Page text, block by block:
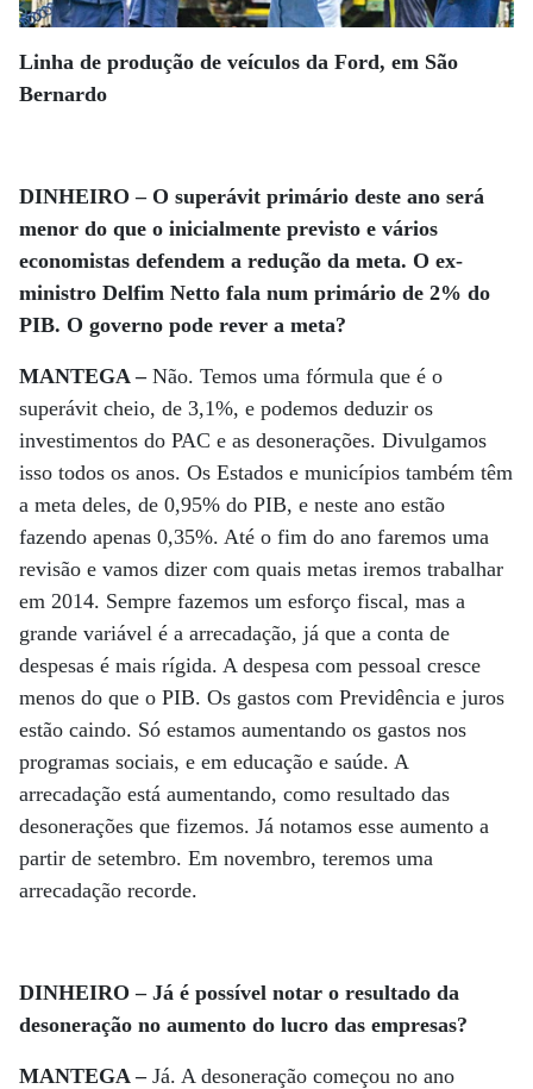
Linha de produção de veículos da Ford, em São
Bernardo
DINHEIRO – O superávit primário deste ano será
menor do que o inicialmente previsto e vários
economistas defendem a redução da meta. O ex-
ministro Delfim Netto fala num primário de 2% do
PIB. O governo pode rever a meta?
MANTEGA – Não. Temos uma fórmula que é o
superávit cheio, de 3,1%, e podemos deduzir os
investimentos do PAC e as desonerações. Divulgamos
isso todos os anos. Os Estados e municípios também têm
a meta deles, de 0,95% do PIB, e neste ano estão
fazendo apenas 0,35%. Até o fim do ano faremos uma
revisão e vamos dizer com quais metas iremos trabalhar
em 2014. Sempre fazemos um esforço fiscal, mas a
grande variável é a arrecadação, já que a conta de
despesas é mais rígida. A despesa com pessoal cresce
menos do que o PIB. Os gastos com Previdência e juros
estão caindo. Só estamos aumentando os gastos nos
programas sociais, e em educação e saúde. A
arrecadação está aumentando, como resultado das
desonerações que fizemos. Já notamos esse aumento a
partir de setembro. Em novembro, teremos uma
arrecadação recorde.
DINHEIRO – Já é possível notar o resultado da
desoneração no aumento do lucro das empresas?
MANTEGA – Já. A desoneração começou no ano